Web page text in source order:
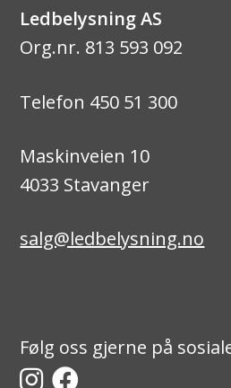
Ledbelysning AS
Org.nr. 813 593 092
Telefon 450 51 300
Maskinveien 10
4033 Stavanger
salg@ledbelysning.no
Følg oss gjerne på